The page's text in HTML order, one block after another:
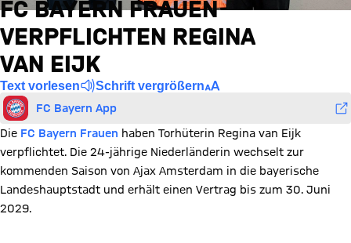
FC BAYERN FRAUEN
VERPFLICHTEN REGINA
VAN EIJK
Text vorlesen Schrift vergrößern
FC Bayern App
Die FC Bayern Frauen haben Torhüterin Regina van Eijk
verpflichtet. Die 24-jährige Niederländerin wechselt zur
kommenden Saison von Ajax Amsterdam in die bayerische
Landeshauptstadt und erhält einen Vertrag bis zum 30. Juni
2029.